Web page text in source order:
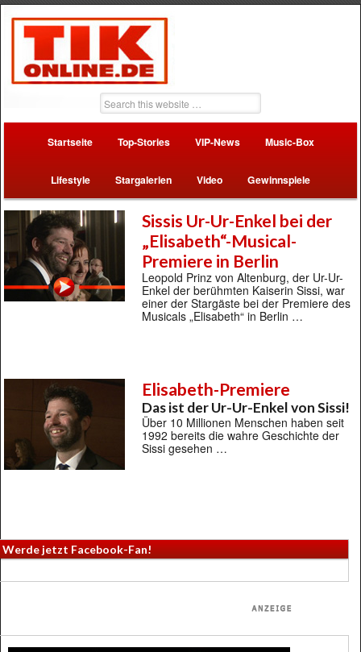
Startseite Top-Stories VIP-News Music-Box
Lifestyle Stargalerien Video Gewinnspiele
Sissis Ur-Ur-Enkel bei der
„Elisabeth“-Musical-
Premiere in Berlin
Leopold Prinz von Altenburg, der Ur-Ur-
Enkel der berühmten Kaiserin Sissi, war
einer der Stargäste bei der Premiere des
Musicals „Elisabeth“ in Berlin …
Elisabeth-Premiere
Das ist der Ur-Ur-Enkel von Sissi!
Über 10 Millionen Menschen haben seit
1992 bereits die wahre Geschichte der
Sissi gesehen …
Werde jetzt Facebook-Fan!